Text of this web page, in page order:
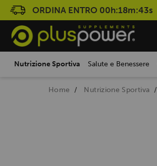
ORDINA ENTRO 00h:18m:43s
Nutrizione Sportiva Salute e Benessere
Home Nutrizione Sportiva